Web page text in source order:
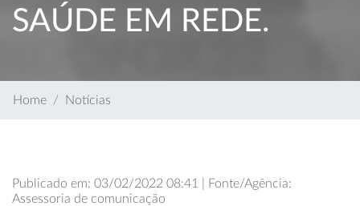
SAÚDE EM REDE.
Home Notícias
Publicado em: 03/02/2022 08:41 | Fonte/Agência:
Assessoria de comunicação